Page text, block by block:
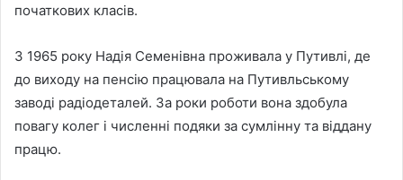
початкових класів.
З 1965 року Надія Семенівна проживала у Путивлі, де
до виходу на пенсію працювала на Путивльському
заводі радіодеталей. За роки роботи вона здобула
повагу колег і численні подяки за сумлінну та віддану
працю.